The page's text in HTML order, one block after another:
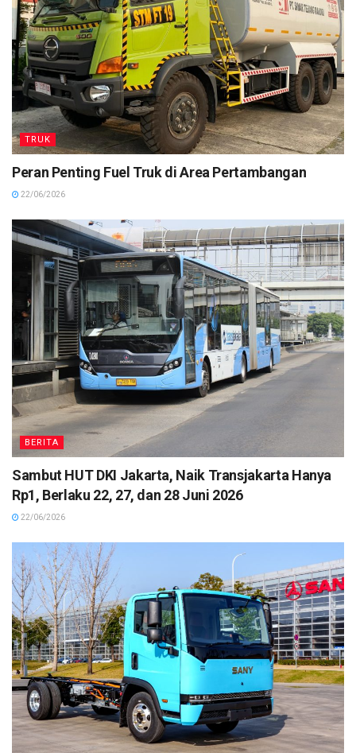
TRUK
Peran Penting Fuel Truk di Area Pertambangan
22/06/2026
BERITA
Sambut HUT DKI Jakarta, Naik Transjakarta Hanya
Rp1, Berlaku 22, 27, dan 28 Juni 2026
22/06/2026